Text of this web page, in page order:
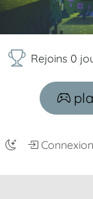
Rejoins 0
Connexion